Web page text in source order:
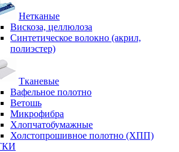
Нетканые
Вискоза, целлюлоза
Синтетическое волокно (акрил,
полиэстер)
Тканевые
Вафельное полотно
Ветошь
Микрофибра
Хлопчатобумажные
Холстопрошивное полотно (ХПП)